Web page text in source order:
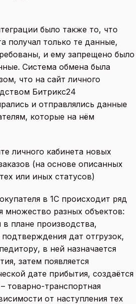
было также то, что
получал только те данные,
и ему запрещено было
Система обмена была
что на сайт личного
Битрикс24
и отправлялись данные
которые на нём
личного кабинета новых
(на основе описанных
или иных статусов)
в 1С происходит ряд
множество разных объектов:
в плане производства,
дат отгрузок,
в ней назначается
затем появляется
дате прибытия, создаётся
товарно-транспортная
от наступления тех